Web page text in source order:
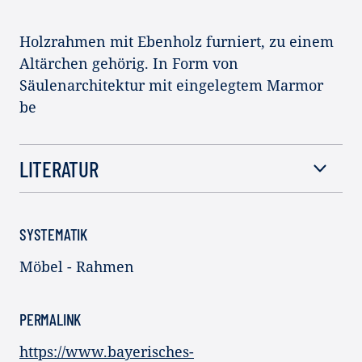
Holzrahmen mit Ebenholz furniert, zu einem
Altärchen gehörig. In Form von
Säulenarchitektur mit eingelegtem Marmor
be
LITERATUR
SYSTEMATIK
Möbel - Rahmen
PERMALINK
https://www.bayerisches-